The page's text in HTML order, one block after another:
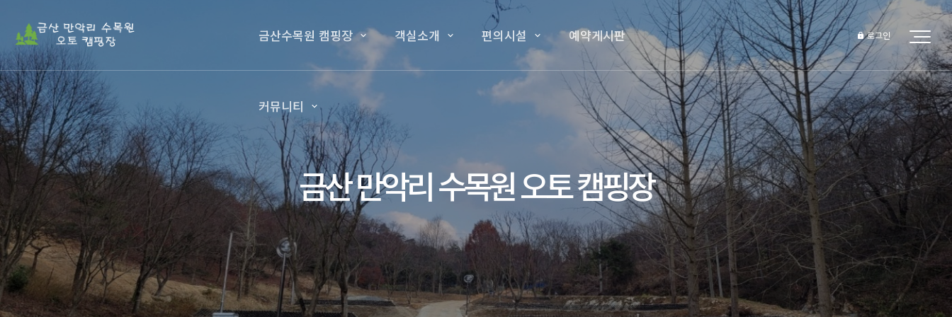
금산수목원 캠핑장 객실소개 편의시설 예약게시판
커뮤니티
로그인
금산 만악리 수목원 오토 캠핑장